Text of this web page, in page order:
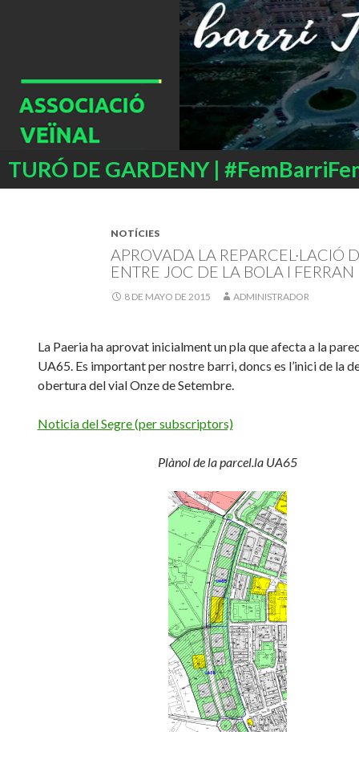
TURÓ DE GARDENY |
Buscar
NOTÍCIES
APROVADA LA REPARCEL·LACIÓ
ENTRE JOC DE LA BOLA I
8 DE MAYO DE 2015 ADMINISTRADOR
La Paeria ha aprovat inicialment un pla que afecta a la
UA65. Es important per nostre barri, doncs es l’inici de la
obertura del vial Onze de Setembre.
Noticia del Segre (per subscriptors)
Plànol de la parcel.la UA65